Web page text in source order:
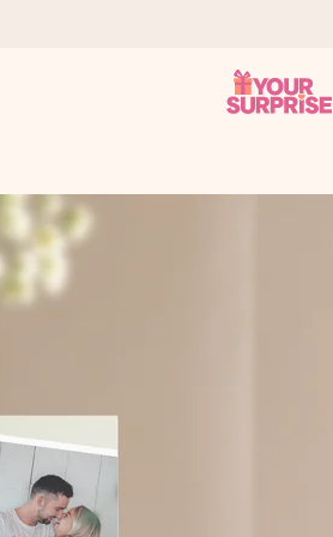
– così potrai consegnarlo al
tua foto o un messaggio che tocchi il